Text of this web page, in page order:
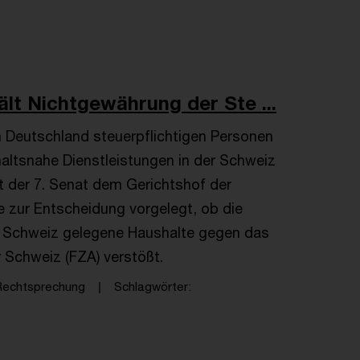
Nichtgewährung der Ste ...
steuerpflichtigen Personen
Dienstleistungen in der Schweiz
der 7. Senat dem Gerichtshof der
zur Entscheidung vorgelegt, ob die
gelegene Haushalte gegen das
(FZA) verstößt.
Schlagwörter